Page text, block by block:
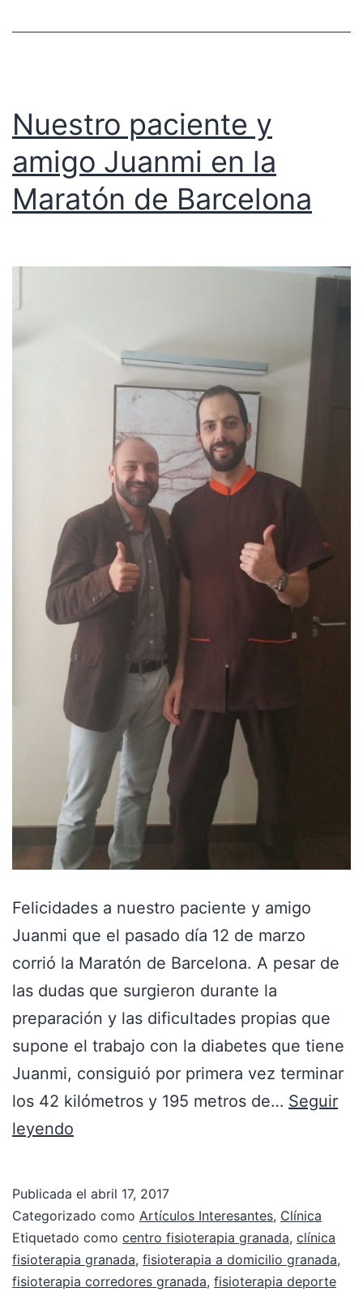
Nuestro paciente y
amigo Juanmi en la
Maratón de Barcelona
Felicidades a nuestro paciente y amigo
Juanmi que el pasado día 12 de marzo
corrió la Maratón de Barcelona. A pesar de
las dudas que surgieron durante la
preparación y las dificultades propias que
supone el trabajo con la diabetes que tiene
Juanmi, consiguió por primera vez terminar
los 42 kilómetros y 195 metros de… Seguir
leyendo
Publicada el abril 17, 2017
Categorizado como Artículos Interesantes, Clínica
Etiquetado como centro fisioterapia granada, clínica
fisioterapia granada, fisioterapia a domicilio granada,
fisioterapia corredores granada, fisioterapia deporte